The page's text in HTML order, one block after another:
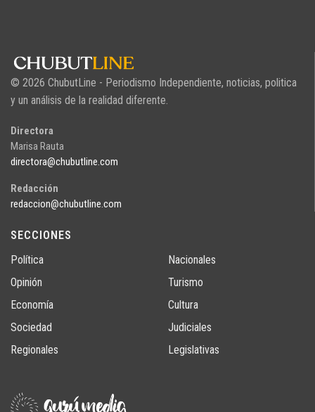
© 2026 ChubutLine - Periodismo Independiente, noticias, politica
y un análisis de la realidad diferente.
Directora
Marisa Rauta
directora@chubutline.com
Redacción
redaccion@chubutline.com
SECCIONES
Política
Opinión
Economía
Sociedad
Regionales
Nacionales
Turismo
Cultura
Judiciales
Legislativas